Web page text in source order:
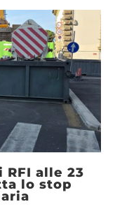
alle 23
lo stop